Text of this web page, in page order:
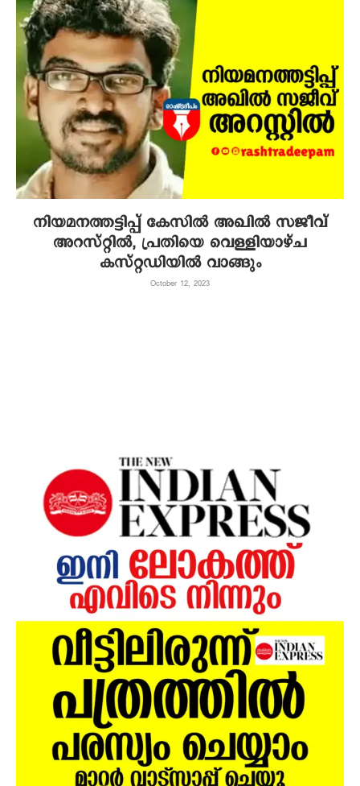
നിയമനത്തട്ടിപ്പ് കേസില്‍ അഖില്‍ സജീവ്
അറസ്റ്റില്‍, പ്രതിയെ വെള്ളിയാഴ്ച
കസ്റ്റഡിയില്‍ വാങ്ങും
October 12, 2023